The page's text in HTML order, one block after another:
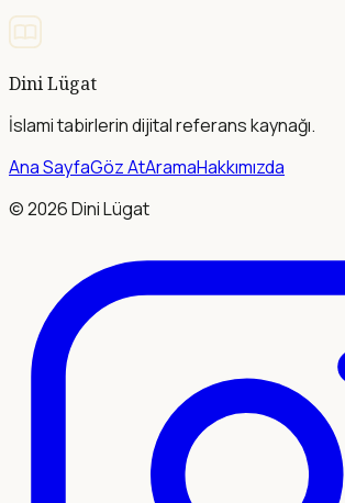
Dini Lügat
İslami tabirlerin dijital referans kaynağı.
Ana SayfaGöz AtAramaHakkımızda
©2026Dini Lügat